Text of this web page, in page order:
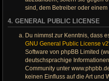
sind, dem Betreiber oder
4. GENERAL PUBLIC LICENSE
Du nimmst zur Kenntnis, dass
GNU General Public License v2
Software von phpBB Limited
deutschsprachige
Community unter
keinen Einfluss auf die Art und